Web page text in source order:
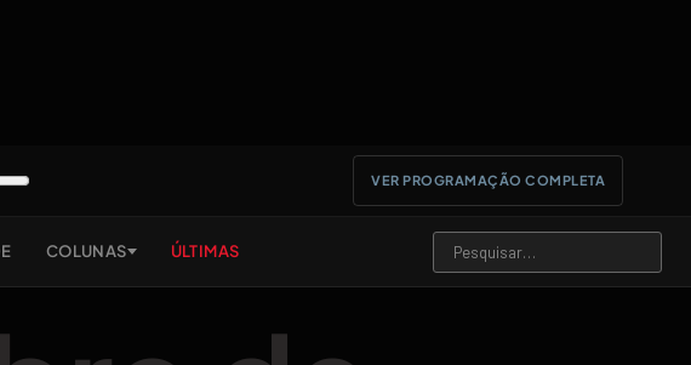
VER PROGRAMAÇÃO COMPLETA
COLUNAS ÚLTIMAS